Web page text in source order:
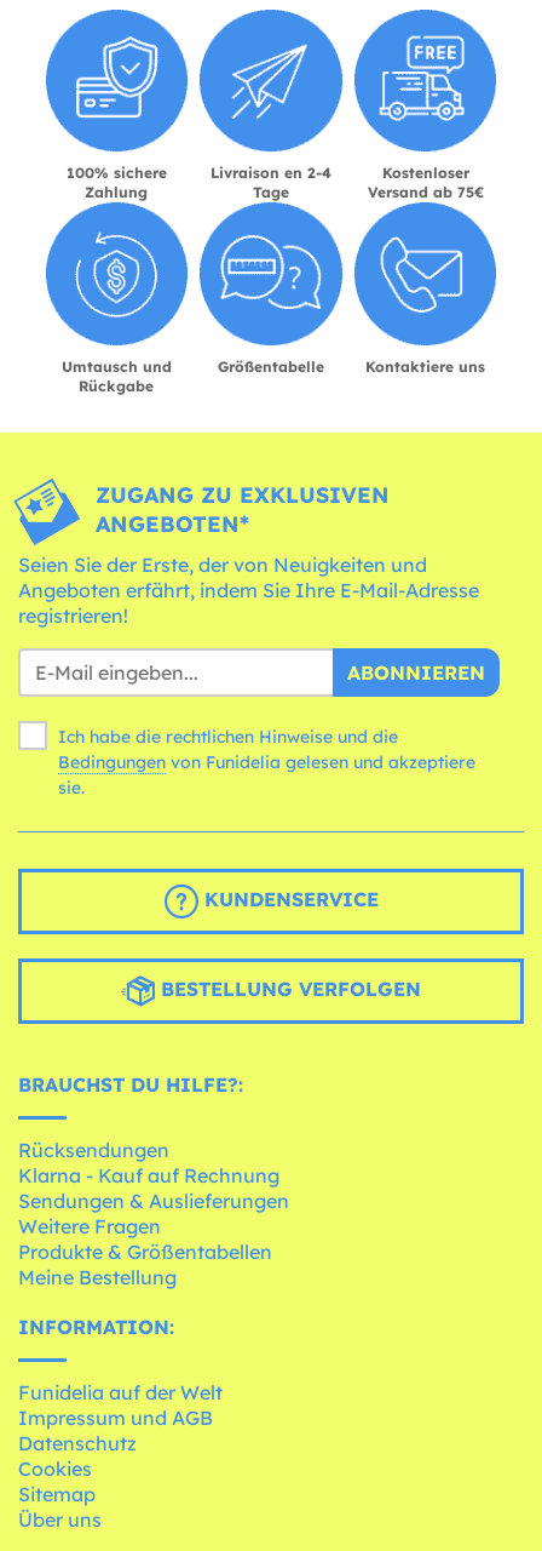
100% sichere
Zahlung
Livraison en 2-4
Tage
Kostenloser
Versand ab 75€
Umtausch und
Rückgabe
Größentabelle Kontaktiere uns
ZUGANG ZU EXKLUSIVEN
ANGEBOTEN*
Seien Sie der Erste, der von Neuigkeiten und
Angeboten erfährt, indem Sie Ihre E-Mail-Adresse
registrieren!
ABONNIEREN
Ich habe die rechtlichen Hinweise und die
Bedingungen
sie.
KUNDENSERVICE
BESTELLUNG VERFOLGEN
BRAUCHST DU HILFE?:
Rücksendungen
Klarna - Kauf auf Rechnung
Sendungen & Auslieferungen
Weitere Fragen
Produkte & Größentabellen
Meine Bestellung
INFORMATION:
Funidelia auf der Welt
Impressum und AGB
Datenschutz
Cookies
Sitemap
Über uns